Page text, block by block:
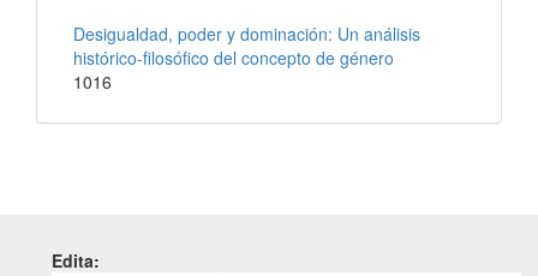
Desigualdad, poder y dominación: Un análisis
histórico-filosófico del concepto de género
1016
Edita: